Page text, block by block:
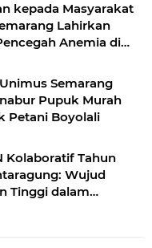
kepada Masyarakat
Lahirkan
Anemia di
Semarang
Pupuk Murah
Petani Boyolali
Kolaboratif Tahun
Wujud
Tinggi dalam